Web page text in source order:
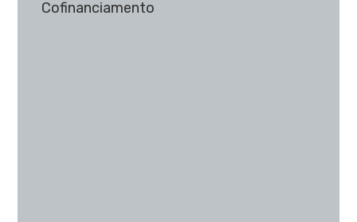
Cofinanciamento